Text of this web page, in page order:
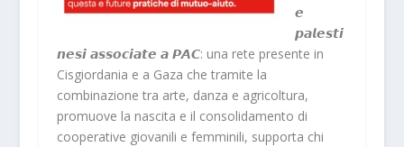
𝙚
𝙥𝙖𝙡𝙚𝙨𝙩𝙞
𝙣𝙚𝙨𝙞 𝙖𝙨𝙨𝙤𝙘𝙞𝙖𝙩𝙚 𝙖 𝙋𝘼𝘾: una rete presente in
Cisgiordania e a Gaza che tramite la
combinazione tra arte, danza e agricoltura,
promuove la nascita e il consolidamento di
cooperative giovanili e femminili, supporta chi